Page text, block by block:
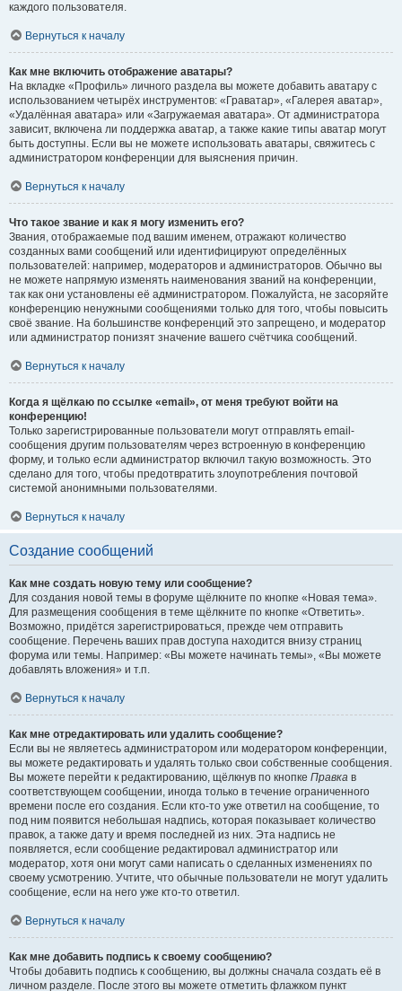
каждого пользователя.
Вернуться к началу
Как мне включить отображение аватары?
На вкладке «Профиль» личного раздела вы можете добавить аватару с
использованием четырёх инструментов: «Граватар», «Галерея аватар»,
«Удалённая аватара» или «Загружаемая аватара». От администратора
зависит, включена ли поддержка аватар, а также какие типы аватар могут
быть доступны. Если вы не можете использовать аватары, свяжитесь с
администратором конференции для выяснения причин.
Вернуться к началу
Что такое звание и как я могу изменить его?
Звания, отображаемые под вашим именем, отражают количество
созданных вами сообщений или идентифицируют определённых
пользователей: например, модераторов и администраторов. Обычно вы
не можете напрямую изменять наименования званий на конференции,
так как они установлены её администратором. Пожалуйста, не засоряйте
конференцию ненужными сообщениями только для того, чтобы повысить
своё звание. На большинстве конференций это запрещено, и модератор
или администратор понизят значение вашего счётчика сообщений.
Вернуться к началу
Когда я щёлкаю по ссылке «email», от меня требуют войти на
конференцию!
Только зарегистрированные пользователи могут отправлять email-
сообщения другим пользователям через встроенную в конференцию
форму, и только если администратор включил такую возможность. Это
сделано для того, чтобы предотвратить злоупотребления почтовой
системой анонимными пользователями.
Вернуться к началу
Создание сообщений
Как мне создать новую тему или сообщение?
Для создания новой темы в форуме щёлкните по кнопке «Новая тема».
Для размещения сообщения в теме щёлкните по кнопке «Ответить».
Возможно, придётся зарегистрироваться, прежде чем отправить
сообщение. Перечень ваших прав доступа находится внизу страниц
форума или темы. Например: «Вы можете начинать темы», «Вы можете
добавлять вложения» и т.п.
Вернуться к началу
Как мне отредактировать или удалить сообщение?
Если вы не являетесь администратором или модератором конференции,
вы можете редактировать и удалять только свои собственные сообщения.
Вы можете перейти к редактированию, щёлкнув по кнопке Правка в
соответствующем сообщении, иногда только в течение ограниченного
времени после его создания. Если кто-то уже ответил на сообщение, то
под ним появится небольшая надпись, которая показывает количество
правок, а также дату и время последней из них. Эта надпись не
появляется, если сообщение редактировал администратор или
модератор, хотя они могут сами написать о сделанных изменениях по
своему усмотрению. Учтите, что обычные пользователи не могут удалить
сообщение, если на него уже кто-то ответил.
Вернуться к началу
Как мне добавить подпись к своему сообщению?
Чтобы добавить подпись к сообщению, вы должны сначала создать её в
личном разделе. После этого вы можете отметить флажком пункт